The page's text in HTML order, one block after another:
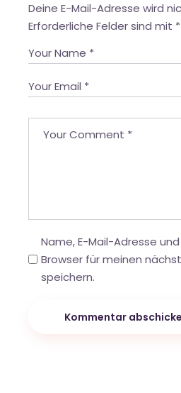
Deine E-Mail-Adresse wird
Erforderliche Felder sind mit *
Name, E-Mail-Adresse
Browser für meinen
speichern.
Kommentar